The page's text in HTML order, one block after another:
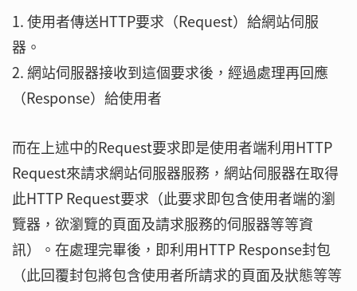
1. 使用者傳送HTTP要求（Request）給網站伺服
器。
2. 網站伺服器接收到這個要求後，經過處理再回應
（Response）給使用者
而在上述中的Request要求即是使用者端利用HTTP
Request來請求網站伺服器服務，網站伺服器在取得
此HTTP Request要求（此要求即包含使用者端的瀏
覽器，欲瀏覽的頁面及請求服務的伺服器等等資
訊）。在處理完畢後，即利用HTTP Response封包
（此回覆封包將包含使用者所請求的頁面及狀態等等